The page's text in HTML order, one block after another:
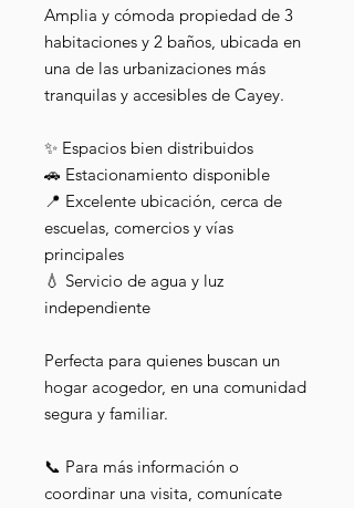
Amplia y cómoda propiedad de 3
habitaciones y 2 baños, ubicada en
una de las urbanizaciones más
tranquilas y accesibles de Cayey.
✨ Espacios bien distribuidos
🚗 Estacionamiento disponible
📍 Excelente ubicación, cerca de
escuelas, comercios y vías
principales
💧 Servicio de agua y luz
independiente
Perfecta para quienes buscan un
hogar acogedor, en una comunidad
segura y familiar.
📞 Para más información o
coordinar una visita, comunícate